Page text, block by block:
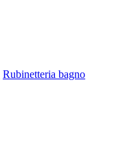
Rubinetteria bagno